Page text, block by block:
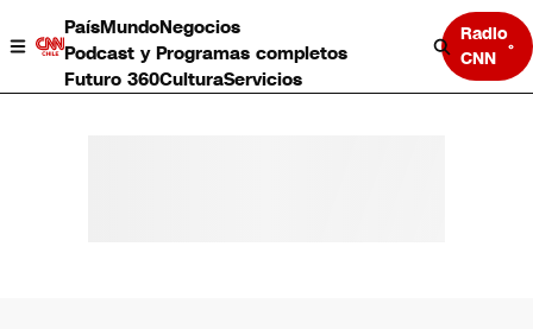
PaísMundoNegocios
Podcast y Programas completos
Futuro 360CulturaServicios
Radio
CNN